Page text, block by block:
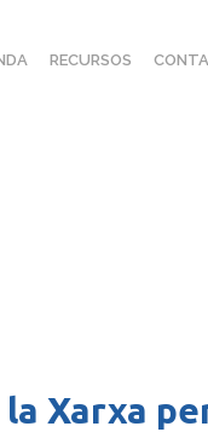
RECURSOS
Xarxa